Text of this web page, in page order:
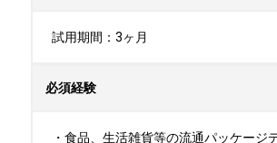
試用期間：3ヶ月
必須経験
・食品、生活雑貨等の流通パッケージ